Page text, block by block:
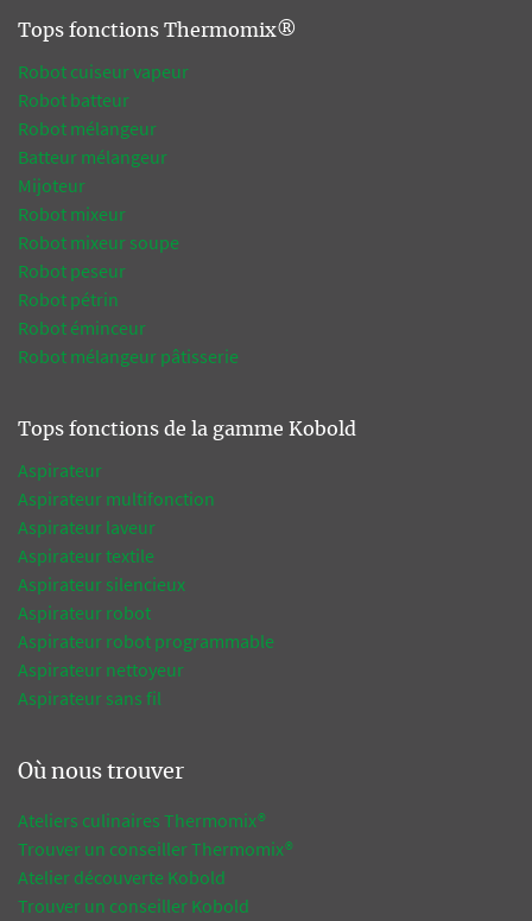
Tops fonctions Thermomix®
Robot cuiseur vapeur
Robot batteur
Robot mélangeur
Batteur mélangeur
Mijoteur
Robot mixeur
Robot mixeur soupe
Robot peseur
Robot pétrin
Robot éminceur
Robot mélangeur pâtisserie
Tops fonctions de la gamme Kobold
Aspirateur
Aspirateur multifonction
Aspirateur laveur
Aspirateur textile
Aspirateur silencieux
Aspirateur robot
Aspirateur robot programmable
Aspirateur nettoyeur
Aspirateur sans fil
Où nous trouver
Ateliers culinaires Thermomix®
Trouver un conseiller Thermomix®
Atelier découverte Kobold
Trouver un conseiller Kobold